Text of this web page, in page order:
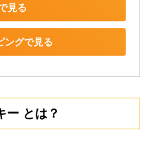
見る
ングで見る
ー とは？